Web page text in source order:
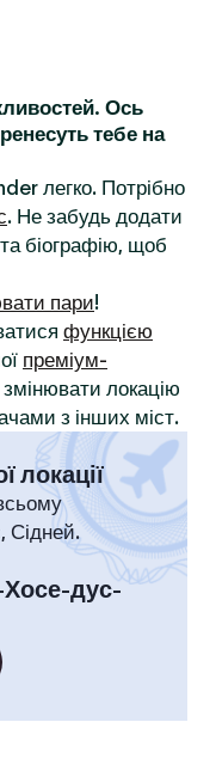
Ось
тебе на
легко. Потрібно
. Не забудь додати
біографію, щоб
пари!
функцією
преміум-
локацію
з інших міст.
локації
Сідней.
дус-